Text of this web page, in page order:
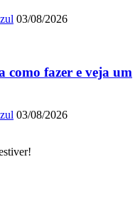
03/08/2026
como fazer e veja um
03/08/2026